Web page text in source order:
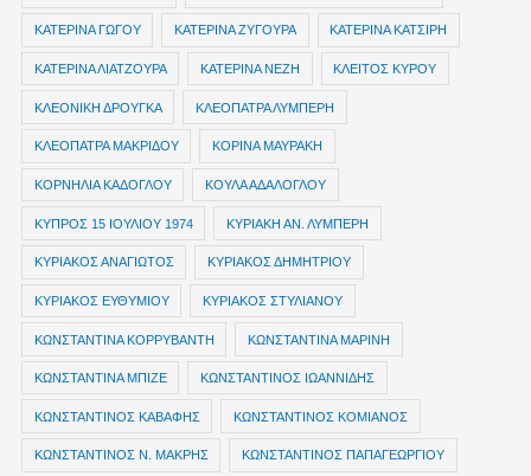
ΚΑΤΕΡΙΝΑ ΓΩΓΟΥ ΚΑΤΕΡΙΝΑ ΖΥΓΟΥΡΑ ΚΑΤΕΡΙΝΑ ΚΑΤΣΙΡΗ
ΚΑΤΕΡΙΝΑ ΛΙΑΤΖΟΥΡΑ ΚΑΤΕΡΙΝΑ ΝΕΖΗ ΚΛΕΙΤΟΣ ΚΥΡΟΥ
ΚΛΕΟΝΙΚΗ ΔΡΟΥΓΚΑ ΚΛΕΟΠΑΤΡΑ ΛΥΜΠΕΡΗ
ΚΛΕΟΠΑΤΡΑ ΜΑΚΡΙΔΟΥ ΚΟΡΙΝΑ ΜΑΥΡΑΚΗ
ΚΟΡΝΗΛΙΑ ΚΑΔΟΓΛΟΥ ΚΟΥΛΑ ΑΔΑΛΟΓΛΟΥ
ΚΥΠΡΟΣ 15 ΙΟΥΛΙΟΥ 1974 ΚΥΡΙΑΚΗ ΑΝ. ΛΥΜΠΕΡΗ
ΚΥΡΙΑΚΟΣ ΑΝΑΓΙΩΤΟΣ ΚΥΡΙΑΚΟΣ ΔΗΜΗΤΡΙΟΥ
ΚΥΡΙΑΚΟΣ ΕΥΘΥΜΙΟΥ ΚΥΡΙΑΚΟΣ ΣΤΥΛΙΑΝΟΥ
ΚΩΝΣΤΑΝΤΙΝΑ ΚΟΡΡΥΒΑΝΤΗ ΚΩΝΣΤΑΝΤΙΝΑ ΜΑΡΙΝΗ
ΚΩΝΣΤΑΝΤΙΝΑ ΜΠΙΖΕ ΚΩΝΣΤΑΝΤΙΝΟΣ ΙΩΑΝΝΙΔΗΣ
ΚΩΝΣΤΑΝΤΙΝΟΣ ΚΑΒΑΦΗΣ ΚΩΝΣΤΑΝΤΙΝΟΣ ΚΟΜΙΑΝΟΣ
ΚΩΝΣΤΑΝΤΙΝΟΣ Ν. ΜΑΚΡΗΣ ΚΩΝΣΤΑΝΤΙΝΟΣ ΠΑΠΑΓΕΩΡΓΙΟΥ